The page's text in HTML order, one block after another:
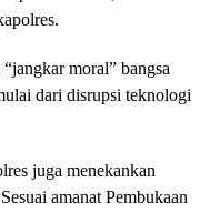
moral” bangsa
dari disrupsi teknologi
juga menekankan
amanat Pembukaan